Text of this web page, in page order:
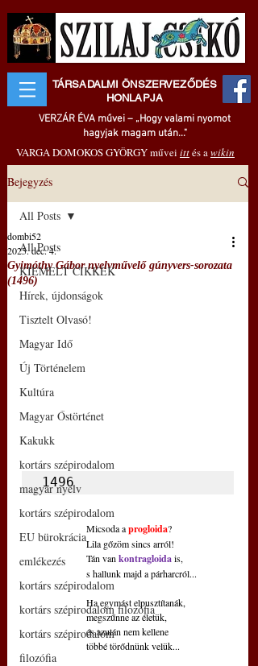
TÁRSADALMI ÖNSZERVEZŐDÉS
HONLAPJA
VERZÁR ÉVA művei – „Hogy valami nyomot
hagyjak magam után..."
VARGA DOMOKOS GYÖRGY művei ittés awikin
Bejegyzés
All Posts
KIEMELT CIKKEK
Hírek, újdonságok
Tisztelt Olvasó!
Magyar Idő
Új Történelem
Kultúra
Magyar Őstörténet
Kakukk
kortárs szépirodalom
magyar nyelv
kortárs szépirodalom
EU bürokrácia
emlékezés
kortárs szépirodalom
kortárs szépirodalom filozófia
kortárs szépirodalom
filozófia
All Posts
Gyimóthy Gábor nyelvművelő gúnyvers-sorozata
(1496)
dombi52
2025. dec. 4.
1496
Micsoda a progloida?
Lila gőzöm sincs arról!
Tán van kontragloida is,
s hallunk majd a párharcról...
Ha egymást elpusztítanák,
megszűnne az életük,
és azután nem kellene
többé törődnünk velük...